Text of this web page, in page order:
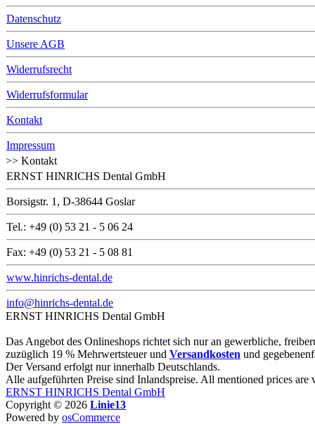
Datenschutz
Unsere AGB
Widerrufsrecht
Widerrufsformular
Kontakt
Impressum
>> Kontakt
ERNST HINRICHS Dental GmbH
Borsigstr. 1, D-38644 Goslar
Tel.: +49 (0) 53 21 - 5 06 24
Fax: +49 (0) 53 21 - 5 08 81
www.hinrichs-dental.de
info@hinrichs-dental.de
ERNST HINRICHS Dental GmbH
Das Angebot des Onlineshops richtet sich nur an gewerbliche,
zuzüglich 19 % Mehrwertsteuer und Versandkosten und
Der Versand erfolgt nur innerhalb Deutschlands.
Alle aufgeführten Preise sind Inlandspreise. All mentioned prices are
ERNST HINRICHS Dental GmbH
Copyright © 2026 Linie13
Powered by osCommerce